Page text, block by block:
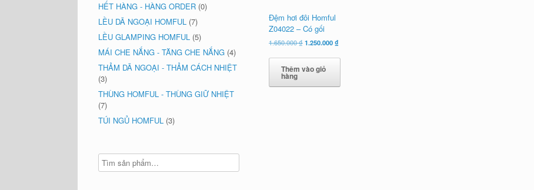
Đệm hơi đôi Homful
Z04022 – Có gối
1.650.000₫Giá
là:
1.650.000 ₫.
1.250.000₫
tại
Thêm vào giỏ
hàng
HẾT HÀNG - HÀNG ORDER (0)
LỀU DÃ NGOẠI HOMFUL (7)
LỀU GLAMPING HOMFUL (5)
MÁI CHE NẮNG - TĂNG CHE NẮNG (4)
THẢM DÃ NGOẠI - THẢM CÁCH NHIỆT
(3)
THÙNG HOMFUL - THÙNG GIỮ NHIỆT
(7)
TÚI NGỦ HOMFUL (3)